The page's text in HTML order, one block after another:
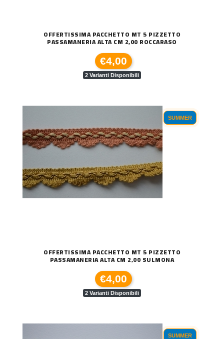
OFFERTISSIMA PACCHETTO MT 5 PIZZETTO
PASSAMANERIA ALTA CM 2,00 ROCCARASO
€4,00
2 Varianti Disponibili
SUMMER
OFFERTISSIMA PACCHETTO MT 5 PIZZETTO
PASSAMANERIA ALTA CM 2,00 SULMONA
€4,00
2 Varianti Disponibili
SUMMER